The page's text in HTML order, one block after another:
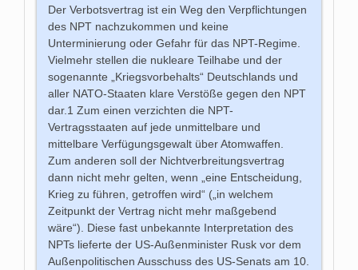
Der Verbotsvertrag ist ein Weg den Verpflichtungen
des NPT nachzukommen und keine
Unterminierung oder Gefahr für das NPT-Regime.
Vielmehr stellen die nukleare Teilhabe und der
sogenannte „Kriegsvorbehalts“ Deutschlands und
aller NATO-Staaten klare Verstöße gegen den NPT
dar.1 Zum einen verzichten die NPT-
Vertragsstaaten auf jede unmittelbare und
mittelbare Verfügungsgewalt über Atomwaffen.
Zum anderen soll der Nichtverbreitungsvertrag
dann nicht mehr gelten, wenn „eine Entscheidung,
Krieg zu führen, getroffen wird“ („in welchem
Zeitpunkt der Vertrag nicht mehr maßgebend
wäre“). Diese fast unbekannte Interpretation des
NPTs lieferte der US-Außenminister Rusk vor dem
Außenpolitischen Ausschuss des US-Senats am 10.